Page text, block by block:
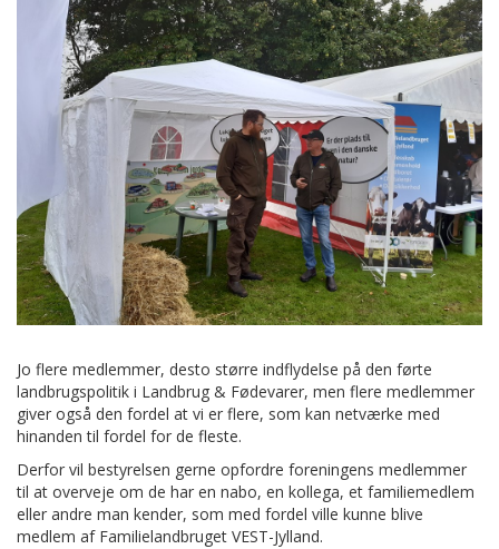
Jo flere medlemmer, desto større indflydelse på den førte
landbrugspolitik i Landbrug & Fødevarer, men flere medlemmer
giver også den fordel at vi er flere, som kan netværke med
hinanden til fordel for de fleste.
Derfor vil bestyrelsen gerne opfordre foreningens medlemmer
til at overveje om de har en nabo, en kollega, et familiemedlem
eller andre man kender, som med fordel ville kunne blive
medlem af Familielandbruget VEST-Jylland.